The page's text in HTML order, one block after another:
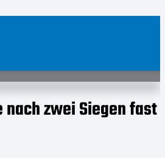
nach zwei Siegen fast